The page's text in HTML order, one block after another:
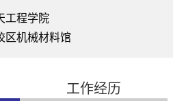
工程学院
区机械材料馆
工作经历